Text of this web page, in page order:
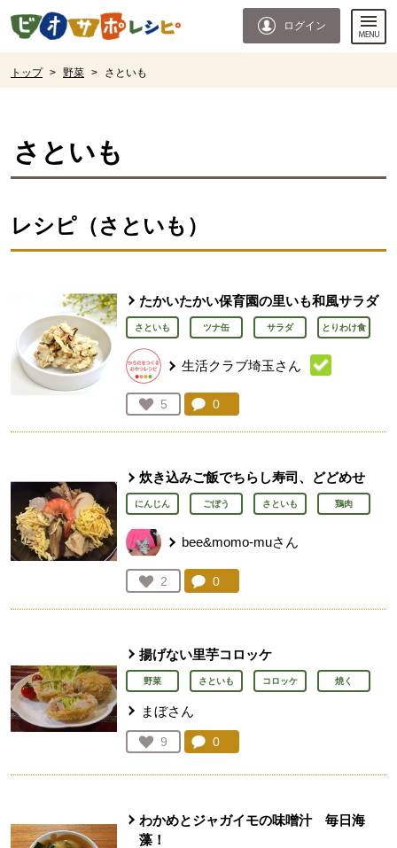
ページの先頭です。
ログイン
トップ > 野菜 > さといも
さといも
レシピ（さといも）
たかいたかい保育園の里いも和風サラダ
さといも ツナ缶 サラダ とりわけ食
生活クラブ埼玉さん
お気に入り登録：
5
人が登録
コメント：
0
炊き込みご飯でちらし寿司、どどめせ
にんじん ごぼう さといも 鶏肉
bee&momo-muさん
お気に入り登録：
2
人が登録
コメント：
0
揚げない里芋コロッケ
野菜 さといも コロッケ 焼く
まぼさん
お気に入り登録：
9
人が登録
コメント：
0
わかめとジャガイモの味噌汁 毎日海
藻！